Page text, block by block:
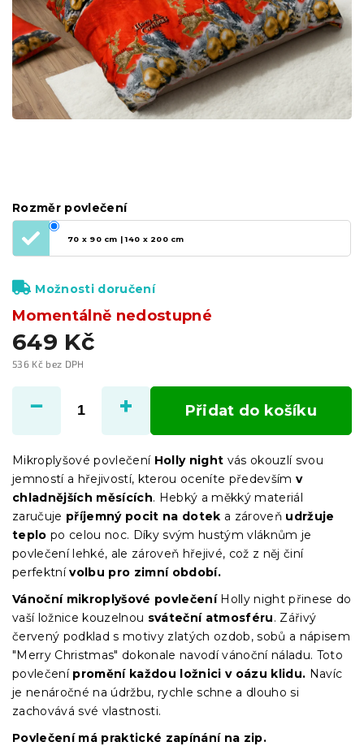
649 Kč
536 Kč bez DPH
cena:
Momentálně nedostupné
Rozměr povlečení
70 x 90 cm | 140 x 200 cm
Možnosti doručení
Přidat do košíku
Mikroplyšové povlečení Holly night vás okouzlí svou
jemností a hřejivostí, kterou oceníte předevšímv
chladnějších měsících. Hebký a měkký materiál
zaručuje příjemný pocit na dotek a zároveň udržuje
teplo po celou noc. Díky svým hustým vláknům je
povlečení lehké, ale zároveň hřejivé, což z něj činí
perfektnívolbu pro zimní období.
Vánoční mikroplyšové povlečeníHolly night přinese do
vaší ložnice kouzelnou sváteční atmosféru. Zářivý
červený podklad s motivy zlatých ozdob, sobů a nápisem
"Merry Christmas" dokonale navodí vánoční náladu. Toto
povlečenípromění každou ložnici v oázu klidu. Navíc
je nenáročné na údržbu, rychle schne a dlouho si
zachovává své vlastnosti.
Povlečení má praktické zapínání na zip.